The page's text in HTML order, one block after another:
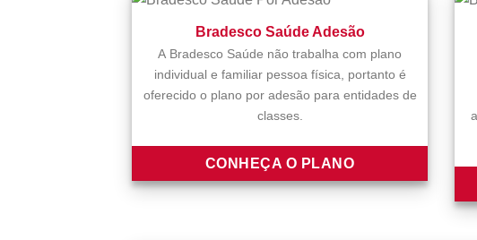
Bradesco Saúde Adesão
A Bradesco Saúde não trabalha com plano
individual e familiar pessoa física, portanto é
oferecido o plano por adesão para entidades de
classes.
CONHEÇA O PLANO